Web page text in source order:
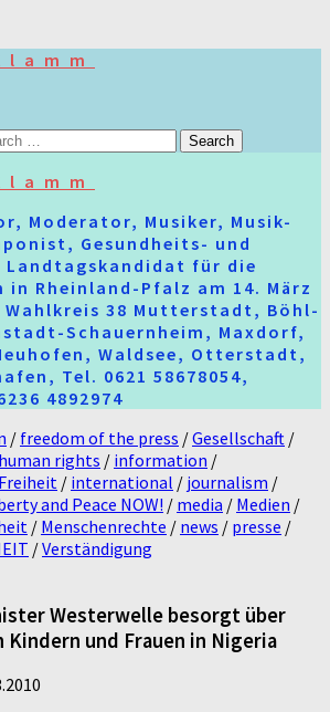
Moderator, Musiker, Musik-
Gesundheits- und
Landtagskandidat für die
in Rheinland-Pfalz am 14. März
Wahlkreis 38 Mutterstadt, Böhl-
Schauernheim, Maxdorf,
Waldsee, Otterstadt,
Tel. 0621 58678054,
4892974
/ freedom of the press /Gesellschaft /
human rights / information /
/ international / journalism /
and Peace NOW! / media / Medien /
/ Menschenrechte / news / presse /
/Verständigung
Westerwelle besorgt über
Kindern und Frauen in Nigeria